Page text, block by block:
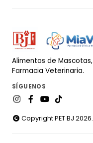
Alimentos de
Farmacia Veterinaria.
SÍGUENOS
Copyright PET BJ